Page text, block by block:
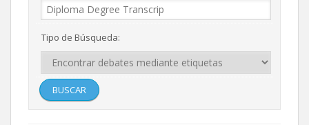
Tipo de Búsqueda: